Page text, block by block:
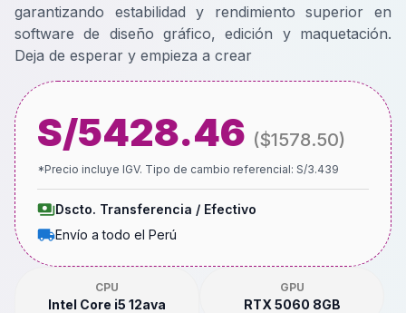
garantizando estabilidad y rendimiento superior en
software de diseño gráfico, edición y maquetación.
Deja de esperar y empieza a crear
S/5428.46 ($1578.50)
*Precio incluye IGV. Tipo de cambio referencial: S/3.439
Dscto. Transferencia / Efectivo
Envío a todo el Perú
CPU
Intel Core i5 12ava
GPU
RTX 5060 8GB